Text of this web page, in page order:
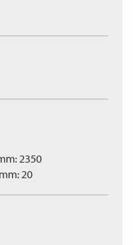
2350
20